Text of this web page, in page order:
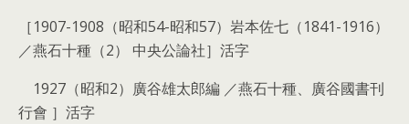
［1907-1908（昭和54-昭和57）岩本佐七（1841-1916）
／燕石十種（2） 中央公論社］活字
1927（昭和2）廣谷雄太郎編 ／燕石十種、廣谷國書刊
行會 ］活字